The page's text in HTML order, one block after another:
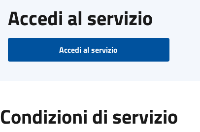
Accedi al servizio
Accedi al servizio
Condizioni di servizio